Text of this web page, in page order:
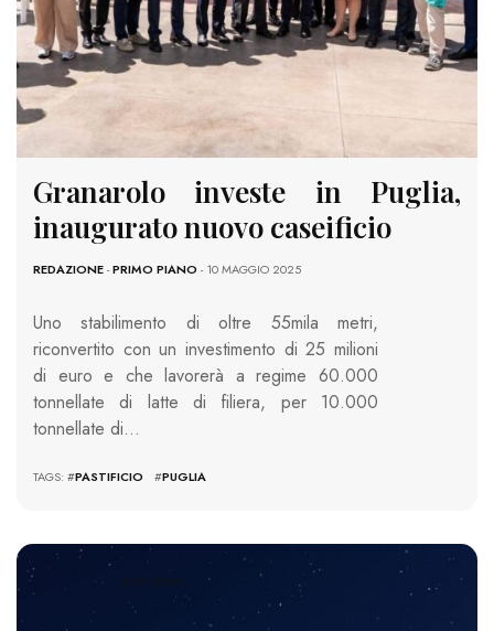
Granarolo investe in Puglia,
inaugurato nuovo caseificio
REDAZIONE-PRIMO PIANO - 10 MAGGIO 2025
Uno stabilimento di oltre 55mila metri,
riconvertito con un investimento di 25 milioni
di euro e che lavorerà a regime 60.000
tonnellate di latte di filiera, per 10.000
tonnellate di…
TAGS: #PASTIFICIO #PUGLIA
4510 VIEWS